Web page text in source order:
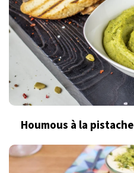
Houmous à la pistache